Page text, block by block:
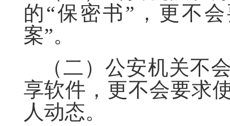
的“保密书”，更不
案”。
（二）公安机关不
享软件，更不会要求
人动态。